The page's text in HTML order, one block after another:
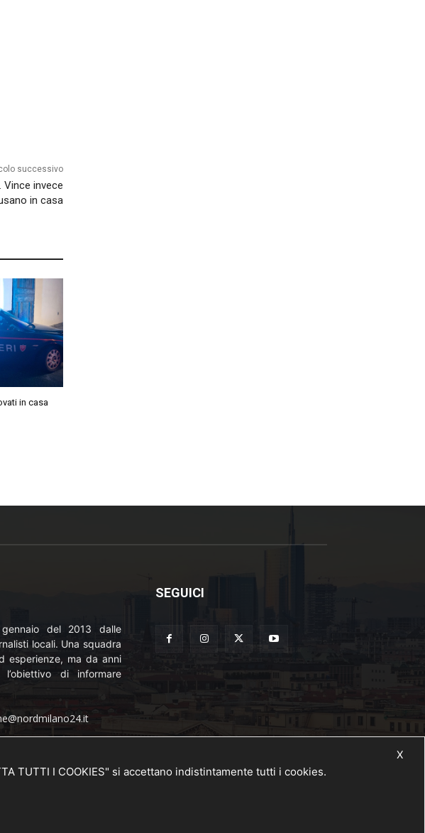
successivo
Vince invece
in casa
in casa
del 2013 dalle
locali. Una squadra
esperienze, ma da anni
di informare
SEGUICI
X
TUTTI I COOKIES" si accettano indistintamente tutti i cookies.